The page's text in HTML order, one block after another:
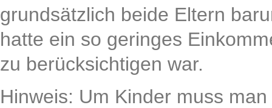
grundsätzlich beide Eltern
hatte ein so geringes
zu berücksichtigen war.
Hinweis: Um Kinder muss